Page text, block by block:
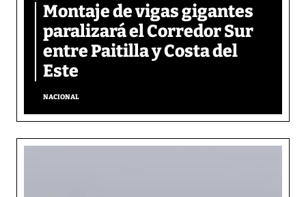
Montaje de vigas gigantes
paralizará el Corredor Sur
entre Paitilla y Costa del
Este
NACIONAL